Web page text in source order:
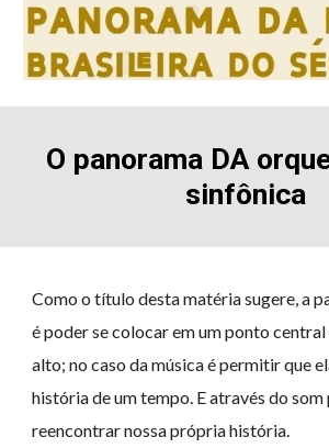
O panorama DA
sinfônica
Como o título desta matéria sugere, a
é poder se colocar em um ponto
alto; no caso da música é permitir que
história de um tempo. E através do som
reencontrar nossa própria história.